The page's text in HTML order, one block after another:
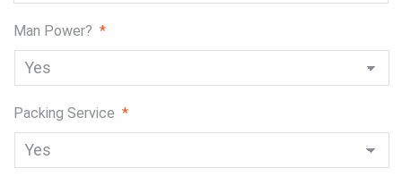
Man Power? *
Packing Service *